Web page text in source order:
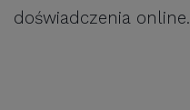
doświadczenia online.